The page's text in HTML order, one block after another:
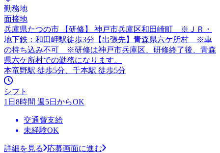
勤務地
面接地
兵庫県たつの市 【研修】 神戸市兵庫区和田崎町 ※ＪＲ・
地下鉄：和田岬駅徒歩3分【出張先】青森県六ケ所村 ※車
の持ち込み不可 ※研修は神戸市兵庫区、研修終了後、青森
県六ケ所村での勤務になります。
本竜野駅 徒歩5分、千本駅 徒歩5分
シフト
1日8時間 週5日からOK
交通費支給
未経験OK
詳細を見る
応募画面に進む